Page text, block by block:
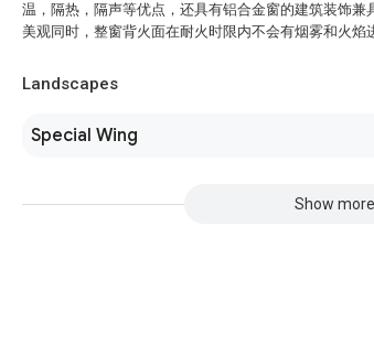
温，隔热，隔声等优点，还具有铝合金窗的建筑装饰
美观同时，整窗背火面在耐火时限内不会有烟雾和火焰
Landscapes
Special Wing
Show more